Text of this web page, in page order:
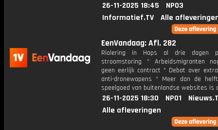
26-11-2025 18:45
NPO3
Informatief.TV
Alle
EenVandaag: Afl. 282
Riolering in Haps al drie dagen
stroomstoring * Arbeidsmigranten
geen eerlijk contract * Debat over
anti-dronewapens * Meer dan de
speelgoed van buitenlandse websites is
26-11-2025 18:30 NPO1
Alle afleveringen